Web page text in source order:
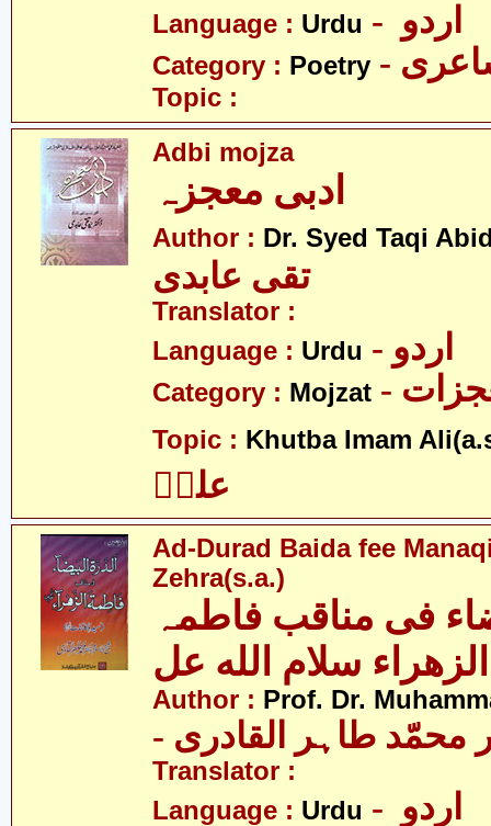
Language : Urdu
Category : Poetry
Topic :
Adbi mojza
ادبی معجزہ
Author : Dr. Syed Taqi
تقی عابدی
Translator :
Language : Urdu - اردو
Category : Mojzat
Topic : Khutba Imam
علیؑ
Ad-Durad Baida fee
Zehra(s.a.)
فی مناقب فاطمہ
الزھراء سلام الله عل
Author : Prof. Dr.
محمّد طاہر القادری
Translator :
Language : Urdu